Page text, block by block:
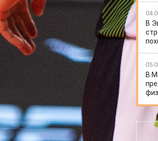
Только свою игру, благодаря
команд страны. Причём
«Енисей» дебют встречи провёл
к такому повороту событий не
чего гости резко ушли вперёд.
механизм: уверенная игра в
блоком.
Александра Янутова и
Кирилл Урсов. Во многом
комфортного перевеса в пять
сете. Естественно, «Зенит»
какой-то момент хозяевам
всё же устояли и выиграли
успешно выходила из куда
В
В